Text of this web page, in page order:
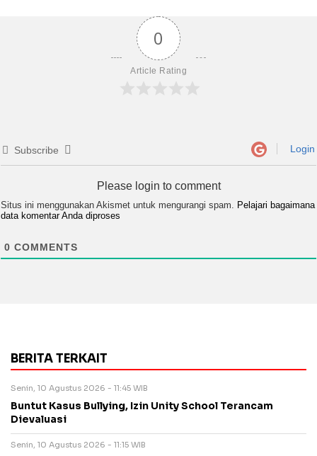
0
Article Rating
Subscribe Login
Please login to comment
Situs ini menggunakan Akismet untuk mengurangi spam. Pelajari bagaimana
data komentar Anda diproses
0 COMMENTS
BERITA TERKAIT
Senin, 10 Agustus 2026 - 11:45 WIB
Buntut Kasus Bullying, Izin Unity School Terancam
Dievaluasi
Senin, 10 Agustus 2026 - 11:15 WIB